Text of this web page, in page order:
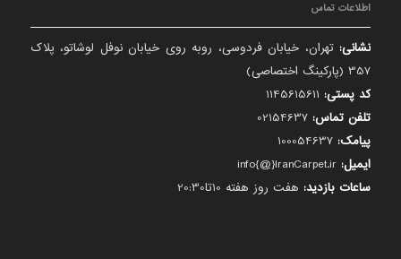
اطلاعات تماس
نشانی: تهران، خیابان فردوسی، روبه روی خیابان نوفل لوشاتو، پلاک
357 (پارکینگ اختصاصی)
کد پستی:
تلفن تماس:
پیامک:
ایمیل:
ساعات بازدید: هفت روز هفته 10تا20:30